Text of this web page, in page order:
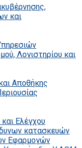
και
Λογιστηρίου και
Αποθήκης
Ελέγχου
κατασκευών
Εφαρμογών